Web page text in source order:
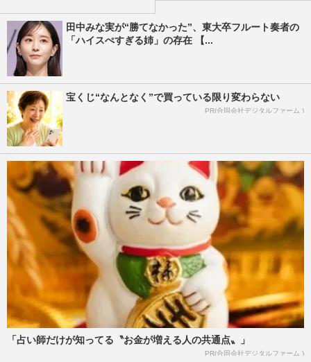
田中みな実が“勝てなかった”、東大卒フルート奏者の
「ハイスぺすぎる姉」の存在 【...
宝くじ“なんとなく”で買っている限り変わらない
PR(合同会社デジタルファーム )
「占い師だけが知ってる〝お金が増える人の共通点〟」
PR(合同会社デジタルファーム )